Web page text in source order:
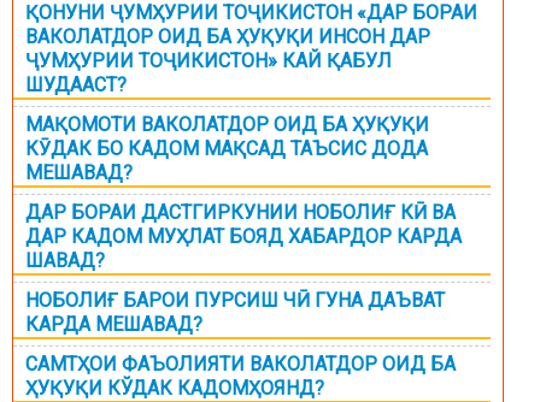
ҚОНУНИ ҶУМҲУРИИ ТОҶИКИСТОН «ДАР БОРАИ
ВАКОЛАТДОР ОИД БА ҲУҚУҚИ ИНСОН ДАР
ҶУМҲУРИИ ТОҶИКИСТОН» КАЙ ҚАБУЛ
ШУДААСТ?
МАҚОМОТИ ВАКОЛАТДОР ОИД БА ҲУҚУҚИ
КӮДАК БО КАДОМ МАҚСАД ТАЪСИС ДОДА
МЕШАВАД?
ДАР БОРАИ ДАСТГИРКУНИИ НОБОЛИҒ КӢ ВА
ДАР КАДОМ МУҲЛАТ БОЯД ХАБАРДОР КАРДА
ШАВАД?
НОБОЛИҒ БАРОИ ПУРСИШ ЧӢ ГУНА ДАЪВАТ
КАРДА МЕШАВАД?
САМТҲОИ ФАЪОЛИЯТИ ВАКОЛАТДОР ОИД БА
ҲУҚУҚИ КЎДАК КАДОМҲОЯНД?